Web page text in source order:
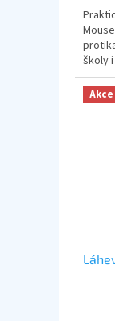
z
5
školy
Akce